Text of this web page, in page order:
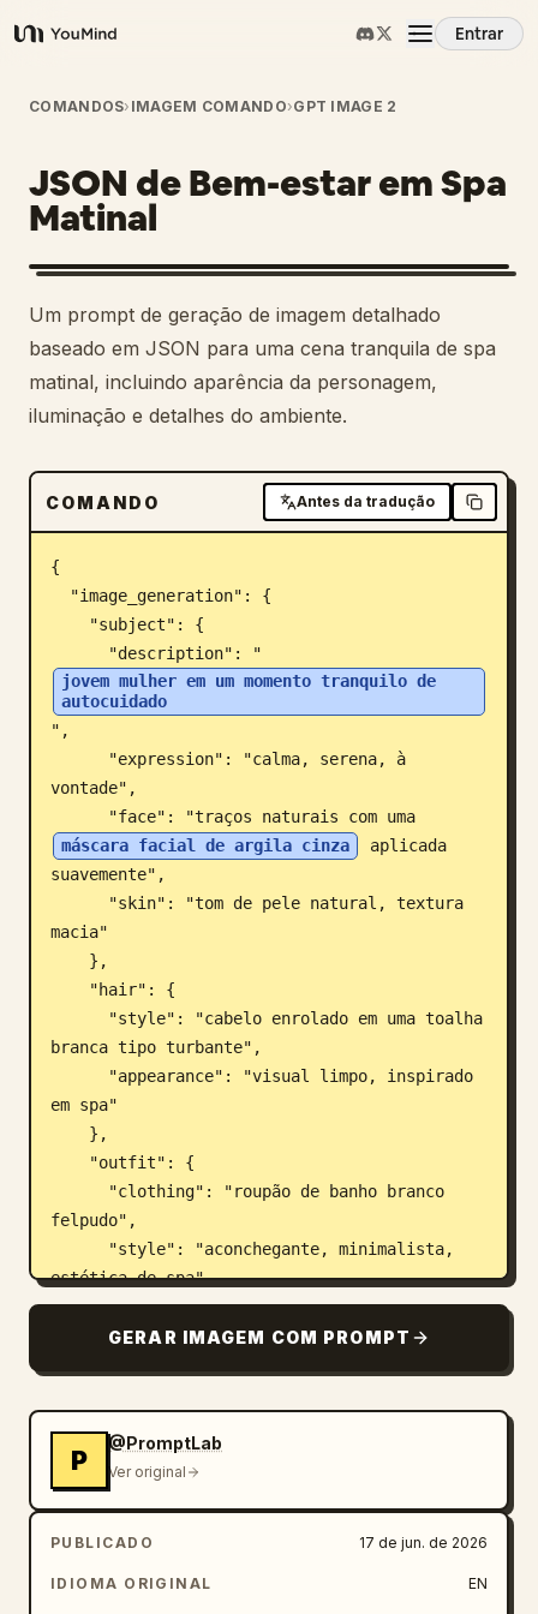
YouMind
Entrar
Visão Geral
Casos de Uso
Habilidades
Prompts
Preços
Baixar
Blog
Atualizações
COMANDOS› IMAGEM COMANDO›GPT IMAGE 2
JSON de Bem-estar em Spa
Matinal
Um prompt de geração de imagem detalhado
baseado em JSON para uma cena tranquila de spa
matinal, incluindo aparência da personagem,
iluminação e detalhes do ambiente.
COMANDO Antes da tradução
{
      "description": "
jovem mulher em um momento tranquilo de
autocuidado
",
vontade",
      "face": "traços naturais com uma
máscara facial de argila cinza
aplicada
suavemente",
macia"
branca tipo turbante",
em spa"
felpudo",
estética de spa",
      "accessories": "pequenas argolas
douradas, colar de corrente dourada delicado"
de cerâmica, a outra mão descansando
levemente contra a têmpora",
      "posture": "ereta, relaxada"
    },
      "mug": "
GERAR IMAGEM COM PROMPT
P
@PromptLab
Ver original
PUBLICADO 17 de jun. de 2026
IDIOMA ORIGINAL EN